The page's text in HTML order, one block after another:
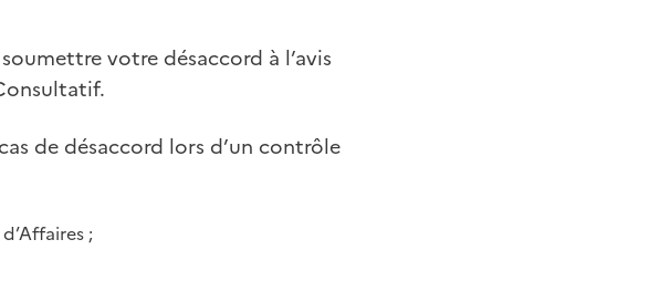
votre désaccord à l’avis
de désaccord lors d’un contrôle
;